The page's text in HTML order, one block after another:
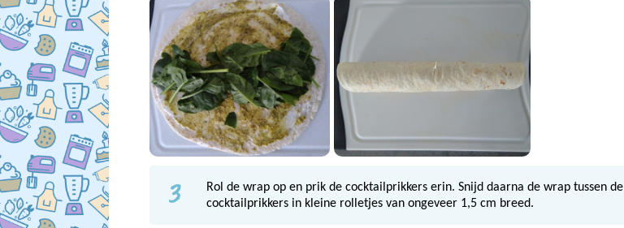
3
Rol de wrap op en prik de cocktailprikkers erin. Snijd daarna de wrap tussen de
cocktailprikkers in kleine rolletjes van ongeveer 1,5 cm breed.